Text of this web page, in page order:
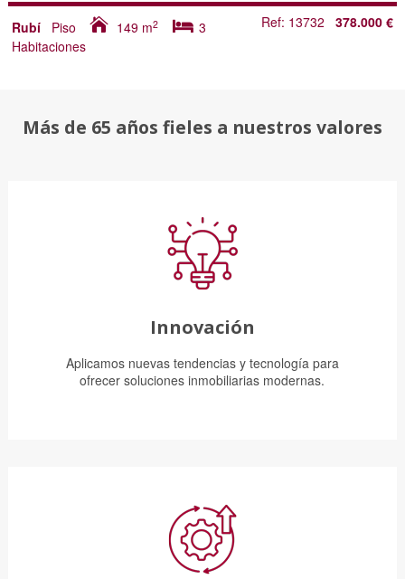
RubíPiso 149 m2
3
Habitaciones
Ref: 13732378.000 €
Más de 65 años fieles a nuestros valores
Innovación
Aplicamos nuevas tendencias y tecnología para
ofrecer soluciones inmobiliarias modernas.